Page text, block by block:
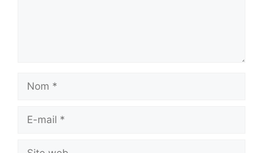
Nom
Site